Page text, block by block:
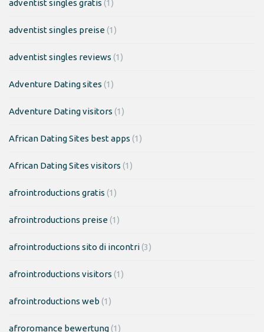
adventist singles gratis (1)
adventist singles preise(1)
adventist singles reviews (1)
Adventure Dating sites (1)
Adventure Dating visitors (1)
African Dating Sites best apps (1)
African Dating Sites visitors (1)
afrointroductions gratis (1)
afrointroductions preise(1)
afrointroductions sito di incontri(3)
afrointroductions visitors (1)
afrointroductions web (1)
afroromance bewertung(1)